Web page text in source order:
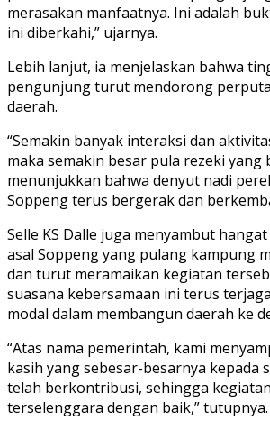
merasakan manfaatnya. Ini adalah
ini diberkahi,” ujarnya.
Lebih lanjut, ia menjelaskan bahwa
pengunjung turut mendorong
daerah.
“Semakin banyak interaksi dan
maka semakin besar pula rezeki yang
menunjukkan bahwa denyut nadi
Soppeng terus bergerak dan
Selle KS Dalle juga menyambut
asal Soppeng yang pulang kampung
dan turut meramaikan kegiatan
suasana kebersamaan ini terus
modal dalam membangun daerah ke
“Atas nama pemerintah, kami
kasih yang sebesar-besarnya kepada
telah berkontribusi, sehingga
terselenggara dengan baik,” tutupnya.